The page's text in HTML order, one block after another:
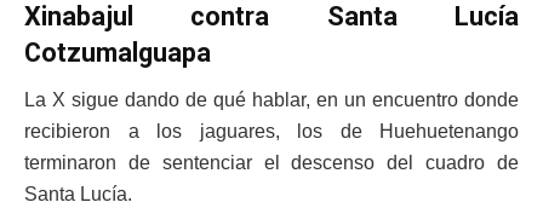
Xinabajul contra Santa Lucía
Cotzumalguapa
La X sigue dando de qué hablar, en un encuentro donde
recibieron a los jaguares, los de Huehuetenango
terminaron de sentenciar el descenso del cuadro de
Santa Lucía.